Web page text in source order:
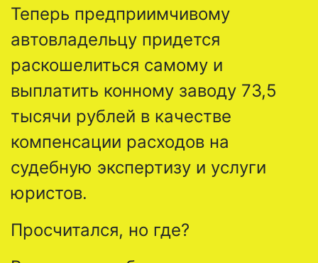
Теперь предприимчивому
автовладельцу придется
раскошелиться самому и
выплатить конному заводу 73,5
тысячи рублей в качестве
компенсации расходов на
судебную экспертизу и услуги
юристов.
Просчитался, но где?